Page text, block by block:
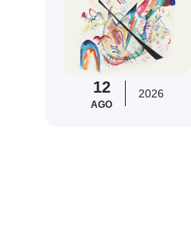
12
AGO
2026